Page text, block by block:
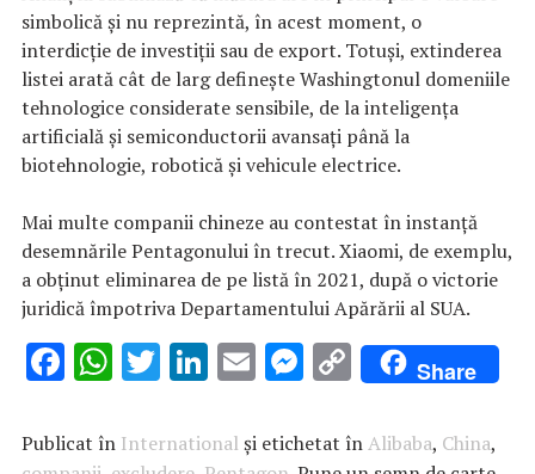
simbolică și nu reprezintă, în acest moment, o
interdicție de investiții sau de export. Totuși, extinderea
listei arată cât de larg definește Washingtonul domeniile
tehnologice considerate sensibile, de la inteligența
artificială și semiconductorii avansați până la
biotehnologie, robotică și vehicule electrice.
Mai multe companii chineze au contestat în instanță
desemnările Pentagonului în trecut. Xiaomi, de exemplu,
a obținut eliminarea de pe listă în 2021, după o victorie
juridică împotriva Departamentului Apărării al SUA.
F
e
W
at
T
it
Li
k
E
ai
M
se
C
o
p
Share
Publicat în International și etichetat înAlibaba, China,